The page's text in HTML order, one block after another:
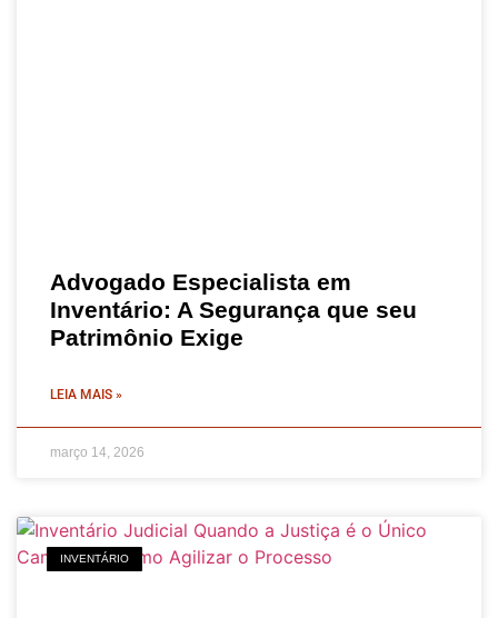
Advogado Especialista em
Inventário: A Segurança que seu
Patrimônio Exige
LEIA MAIS »
março 14, 2026
INVENTÁRIO